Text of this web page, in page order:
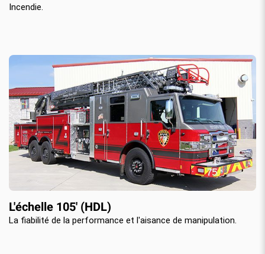
Incendie.
L'échelle 105' (HDL)
La fiabilité de la performance et l'aisance de manipulation.